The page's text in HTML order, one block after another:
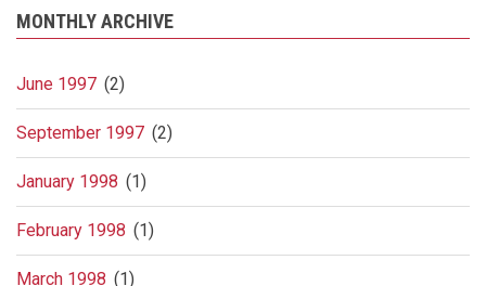
MONTHLY ARCHIVE
June 1997 (2)
September 1997 (2)
January 1998 (1)
February 1998 (1)
March 1998 (1)